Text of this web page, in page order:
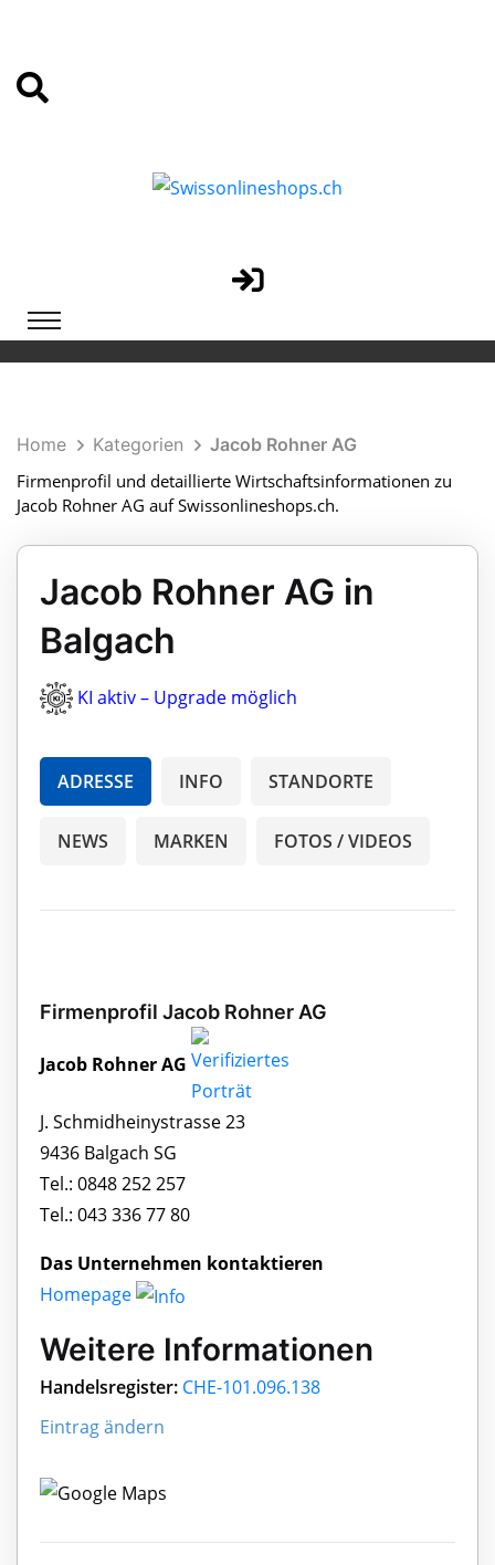
Home Kategorien
Jacob Rohner AG
Firmenprofil und detaillierte Wirtschaftsinformationen zu
Jacob Rohner AG auf Swissonlineshops.ch.
Jacob Rohner AG in
Balgach
KI aktiv – Upgrade möglich
ADRESSE INFO STANDORTE
NEWS MARKEN FOTOS / VIDEOS
Firmenprofil Jacob Rohner AG
Jacob Rohner AG
J. Schmidheinystrasse 23
9436 Balgach SG
Tel.: 0848 252 257
Tel.: 043 336 77 80
Das Unternehmen kontaktieren
Homepage
Weitere Informationen
Handelsregister: CHE-101.096.138
Eintrag ändern